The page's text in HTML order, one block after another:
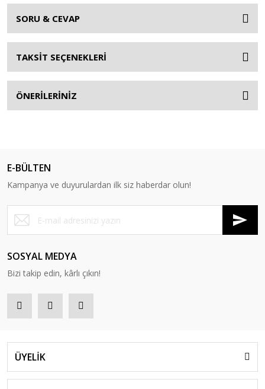
SORU & CEVAP
TAKSİT SEÇENEKLERİ
ÖNERİLERİNİZ
E-BÜLTEN
Kampanya ve duyurulardan ilk siz haberdar olun!
SOSYAL MEDYA
Bizi takip edin, kârlı çıkın!
ÜYELİK